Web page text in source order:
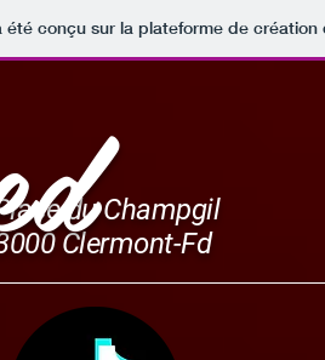
été conçu sur la plateforme de
du Champgil
Clermont-Fd